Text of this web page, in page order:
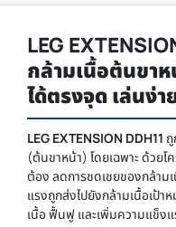
LEG
กล้ามเนื้อต้นขา
ได้ตรงจุด เล่นง่
LEG EXTENSION DDH11
(ต้นขาหน้า) โดยเฉพาะ ด้วย
ต้อง ลดการชดเชยของกล้าม
แรงถูกส่งไปยังกล้ามเนื้อเป้า
เนื้อ ฟื้นฟู และเพิ่มความแข็งแ